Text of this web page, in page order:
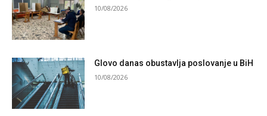
10/08/2026
Glovo danas obustavlja poslovanje u BiH
10/08/2026